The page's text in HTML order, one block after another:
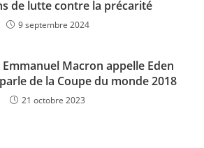
de lutte contre la précarité
9 septembre 2024
Emmanuel Macron appelle Eden
de la Coupe du monde 2018
21 octobre 2023